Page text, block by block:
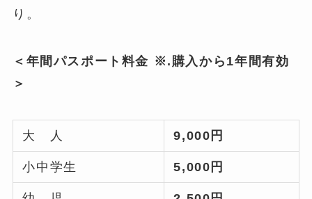
り。
＜年間パスポート料金 ※.購入から1年間有効
＞
大 人 9,000円
小中学生 5,000円